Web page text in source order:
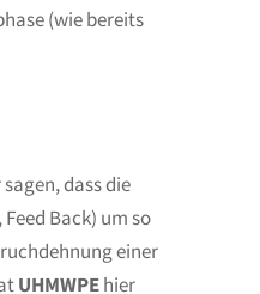
(wie bereits
dass die
Back) um so
einer
UHMWPEhier